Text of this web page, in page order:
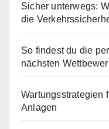
Sicher unterwegs:
die
So findest du die
nächsten
Wartungsstrategien
Anlagen